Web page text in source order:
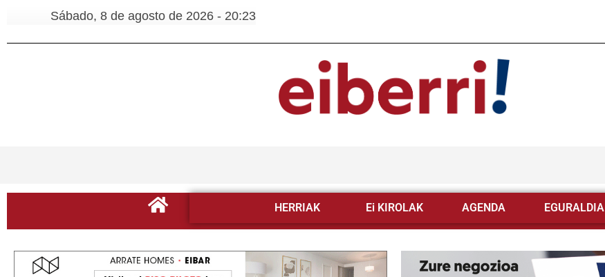
Sábado, 8 de agosto de 2026 - 20:23
HERRIAK Ei KIROLAK AGENDA EGURALDIA